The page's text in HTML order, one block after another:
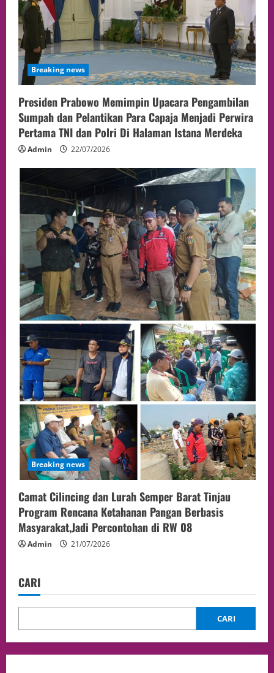
Breaking news
Presiden Prabowo Memimpin Upacara Pengambilan
Sumpah dan Pelantikan Para Capaja Menjadi Perwira
Pertama TNI dan Polri Di Halaman Istana Merdeka
Admin 22/07/2026
Breaking news
Camat Cilincing dan Lurah Semper Barat Tinjau
Program Rencana Ketahanan Pangan Berbasis
Masyarakat,Jadi Percontohan di RW 08
Admin 21/07/2026
CARI
CARI